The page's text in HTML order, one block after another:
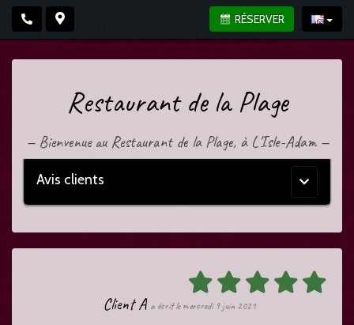
RÉSERVER
Restaurant de la Plage
—Bienvenue au Restaurant de la Plage, à L'Isle-Adam —
Menu
principal
Avis clients
Client A a écrit le mercredi 9 juin 2021